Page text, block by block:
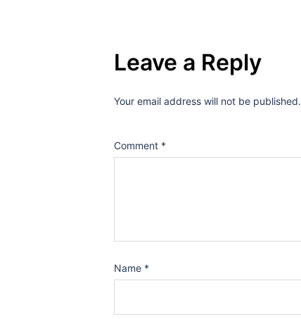
Leave a Reply
Your email address will not be published.
Comment *
Name *